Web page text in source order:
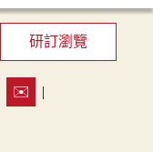
研訂瀏覽
✉️ |